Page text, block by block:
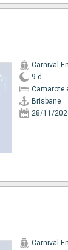
Carnival
9 d
Camarote
Brisbane
28/11/
Carnival